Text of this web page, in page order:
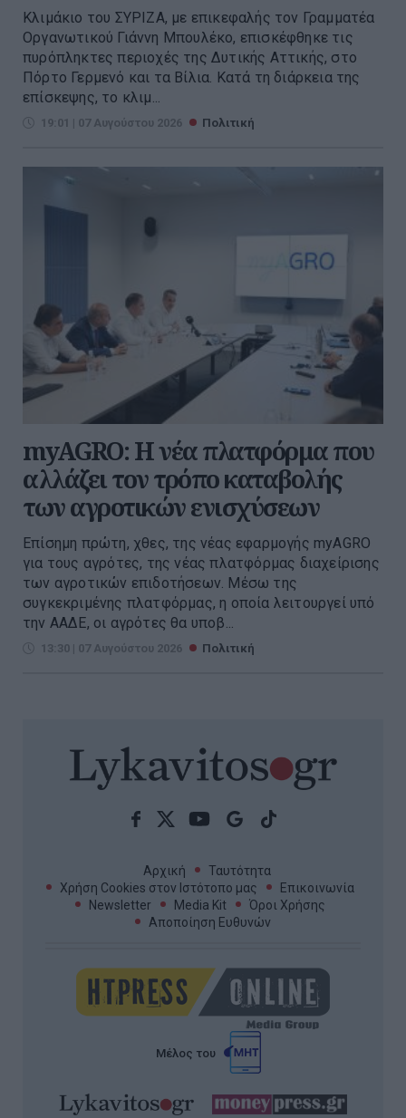
Κλιμάκιο του ΣΥΡΙΖΑ, με επικεφαλής τον Γραμματέα
Οργανωτικού Γιάννη Μπουλέκο, επισκέφθηκε τις
πυρόπληκτες περιοχές της Δυτικής Αττικής, στο
Πόρτο Γερμενό και τα Βίλια. Κατά τη διάρκεια της
επίσκεψης, το κλιμ...
19:01 | 07 Αυγούστου 2026 Πολιτική
myAGRO: Η νέα πλατφόρμα που
αλλάζει τον τρόπο καταβολής
των αγροτικών ενισχύσεων
Επίσημη πρώτη, χθες, της νέας εφαρμογής myAGRO
για τους αγρότες, της νέας πλατφόρμας διαχείρισης
των αγροτικών επιδοτήσεων. Μέσω της
συγκεκριμένης πλατφόρμας, η οποία λειτουργεί υπό
την ΑΑΔΕ, οι αγρότες θα υποβ...
13:30 | 07 Αυγούστου 2026 Πολιτική
Αρχική
Ταυτότητα
Χρήση Cookies στον Ιστότοπο μας
Επικοινωνία
Newsletter
Media Kit
Όροι Χρήσης
Αποποίηση Ευθυνών
Μέλος του